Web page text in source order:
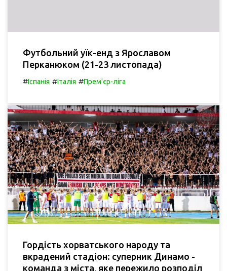
Футбольний уїк-енд з Ярославом
Перканюком (21-23 листопада)
#Іспанія #Італія #Прем'єр-ліга
Гордість хорватського народу та
вкрадений стадіон: суперник Динамо -
команда з міста, яке пережило розподіл